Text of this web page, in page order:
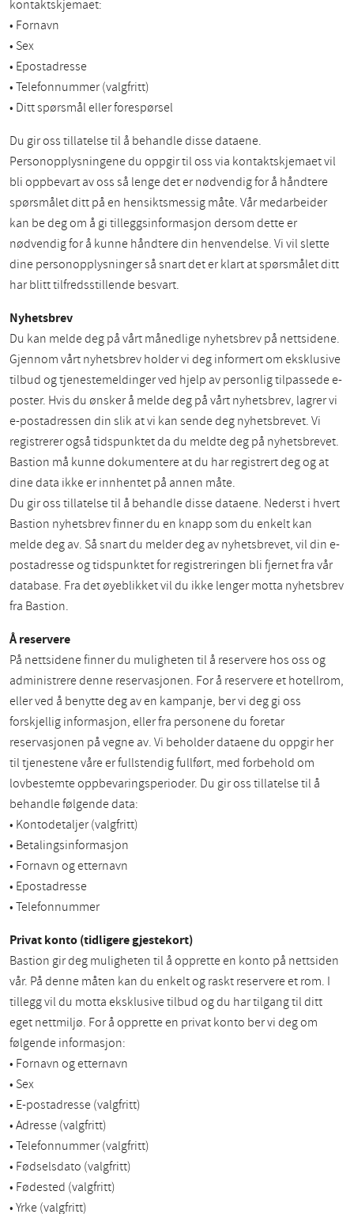
kontaktskjemaet:
• Fornavn
• Sex
• Epostadresse
• Telefonnummer (valgfritt)
• Ditt spørsmål eller forespørsel
Du gir oss tillatelse til å behandle disse dataene.
Personopplysningene du oppgir til oss via kontaktskjemaet vil
bli oppbevart av oss så lenge det er nødvendig for å håndtere
spørsmålet ditt på en hensiktsmessig måte. Vår medarbeider
kan be deg om å gi tilleggsinformasjon dersom dette er
nødvendig for å kunne håndtere din henvendelse. Vi vil slette
dine personopplysninger så snart det er klart at spørsmålet ditt
har blitt tilfredsstillende besvart.
Nyhetsbrev
Du kan melde deg på vårt månedlige nyhetsbrev på nettsidene.
Gjennom vårt nyhetsbrev holder vi deg informert om eksklusive
tilbud og tjenestemeldinger ved hjelp av personlig tilpassede e-
poster. Hvis du ønsker å melde deg på vårt nyhetsbrev, lagrer vi
e-postadressen din slik at vi kan sende deg nyhetsbrevet. Vi
registrerer også tidspunktet da du meldte deg på nyhetsbrevet.
Bastion må kunne dokumentere at du har registrert deg og at
dine data ikke er innhentet på annen måte.
Du gir oss tillatelse til å behandle disse dataene. Nederst i hvert
Bastion nyhetsbrev finner du en knapp som du enkelt kan
melde deg av. Så snart du melder deg av nyhetsbrevet, vil din e-
postadresse og tidspunktet for registreringen bli fjernet fra vår
database. Fra det øyeblikket vil du ikke lenger motta nyhetsbrev
fra Bastion.
Å reservere
På nettsidene finner du muligheten til å reservere hos oss og
administrere denne reservasjonen. For å reservere et hotellrom,
eller ved å benytte deg av en kampanje, ber vi deg gi oss
forskjellig informasjon, eller fra personene du foretar
reservasjonen på vegne av. Vi beholder dataene du oppgir her
til tjenestene våre er fullstendig fullført, med forbehold om
lovbestemte oppbevaringsperioder. Du gir oss tillatelse til å
behandle følgende data:
• Kontodetaljer (valgfritt)
• Betalingsinformasjon
• Fornavn og etternavn
• Epostadresse
• Telefonnummer
Privat konto (tidligere gjestekort)
Bastion gir deg muligheten til å opprette en konto på nettsiden
vår. På denne måten kan du enkelt og raskt reservere et rom. I
tillegg vil du motta eksklusive tilbud og du har tilgang til ditt
eget nettmiljø. For å opprette en privat konto ber vi deg om
følgende informasjon:
• Fornavn og etternavn
• Sex
• E-postadresse (valgfritt)
• Adresse (valgfritt)
• Telefonnummer (valgfritt)
• Fødselsdato (valgfritt)
• Fødested (valgfritt)
• Yrke (valgfritt)